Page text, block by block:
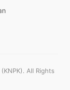
All Rights